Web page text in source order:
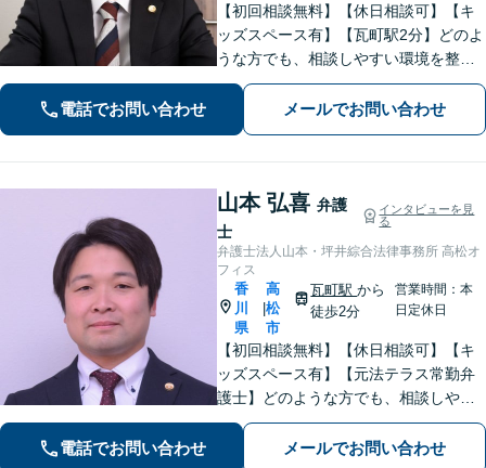
【初回相談無料】【休日相談可】【キ
ッズスペース有】【瓦町駅2分】どのよ
うな方でも、相談しやすい環境を整え
ています。依頼者様に寄り添った対応
を心がけています。【離婚・男女問
題】DV被害へ積極的に対応。お気軽に
電話でお問い合わせ メールでお問い合わせ
山本 弘喜 弁護
士
インタビューを見
る
弁護士法人山本・坪井綜合法律事務所 高松オ
フィス
香
川
県
高
松
市
瓦町駅から
徒歩2分
営業時間：本
日定休日
【初回相談無料】【休日相談可】【キ
ッズスペース有】【元法テラス常勤弁
護士】どのような方でも、相談しやす
い環境を整えています。依頼者様に寄
り添った対応を心がけています。【離
電話でお問い合わせ メールでお問い合わせ